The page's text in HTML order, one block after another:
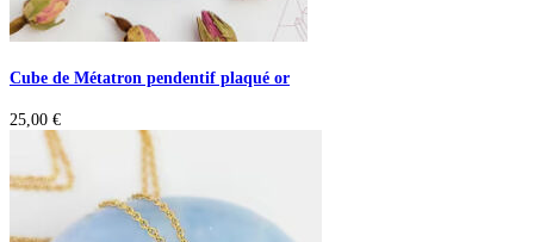
Cube de Métatron pendentif plaqué or
25,00 €